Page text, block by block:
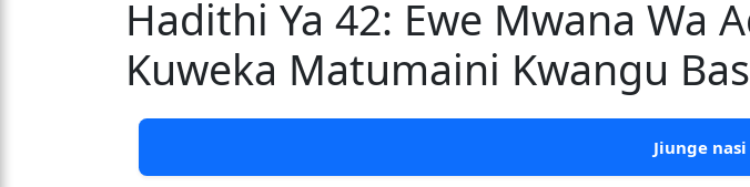
Hadithi Ya 42: Ewe Mwana Wa
Kuweka Matumaini Kwangu
Jiunge